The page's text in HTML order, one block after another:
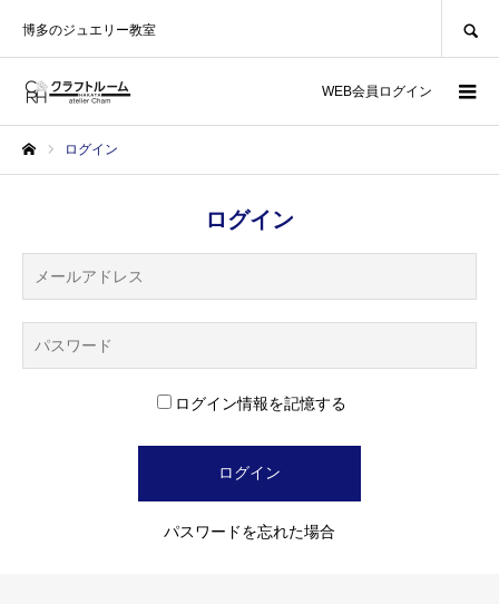
博多のジュエリー教室
WEB会員ログイン
ログイン
ログイン
ログイン情報を記憶する
パスワードを忘れた場合